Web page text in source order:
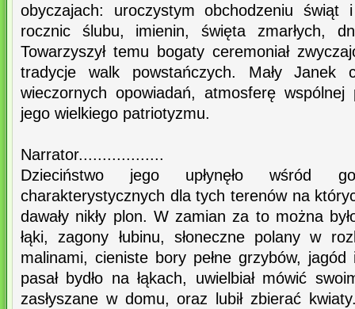
obyczajach: uroczystym obchodzeniu świąt
rocznic ślubu, imienin, święta zmarłych,
Towarzyszył temu bogaty ceremoniał
tradycje walk powstańczych. Mały Janek
wieczornych opowiadań, atmosferę wspólnej
jego wielkiego patriotyzmu.
Narrator..................
Dzieciństwo jego upłynęło wśród
charakterystycznych dla tych terenów na
dawały nikły plon. W zamian za to można
łąki, zagony łubinu, słoneczne polany w
malinami, cieniste bory pełne grzybów, jagód
pasał bydło na łąkach, uwielbiał mówić
zasłyszane w domu, oraz lubił zbierać